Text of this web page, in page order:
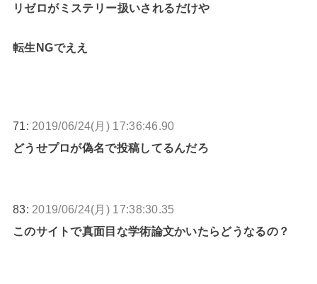
リゼロがミステリー扱いされるだけや
転生NGでええ
71: 2019/06/24(月) 17:36:46.90
どうせプロが偽名で投稿してるんだろ
83: 2019/06/24(月) 17:38:30.35
このサイトで真面目な学術論文かいたらどうなるの？